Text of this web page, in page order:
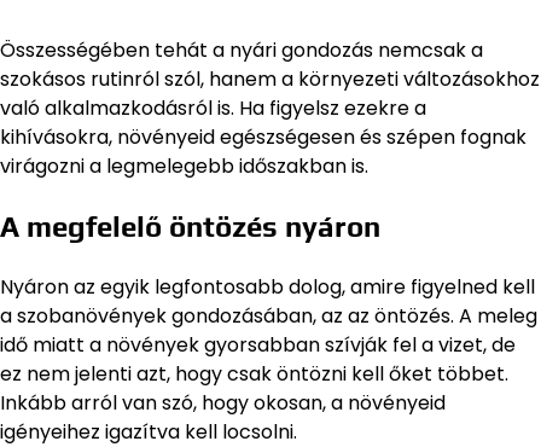
Összességében tehát a nyári gondozás nemcsak a
szokásos rutinról szól, hanem a környezeti változásokhoz
való alkalmazkodásról is. Ha figyelsz ezekre a
kihívásokra, növényeid egészségesen és szépen fognak
virágozni a legmelegebb időszakban is.
A megfelelő öntözés nyáron
Nyáron az egyik legfontosabb dolog, amire figyelned kell
a szobanövények gondozásában, az az öntözés. A meleg
idő miatt a növények gyorsabban szívják fel a vizet, de
ez nem jelenti azt, hogy csak öntözni kell őket többet.
Inkább arról van szó, hogy okosan, a növényeid
igényeihez igazítva kell locsolni.